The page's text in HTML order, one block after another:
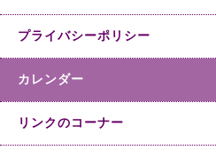
プライバシーポリシー
カレンダー
リンクのコーナー